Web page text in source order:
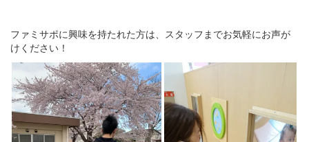
ファミサポに興味を持たれた方は、スタッフまでお気軽にお声が
けください！